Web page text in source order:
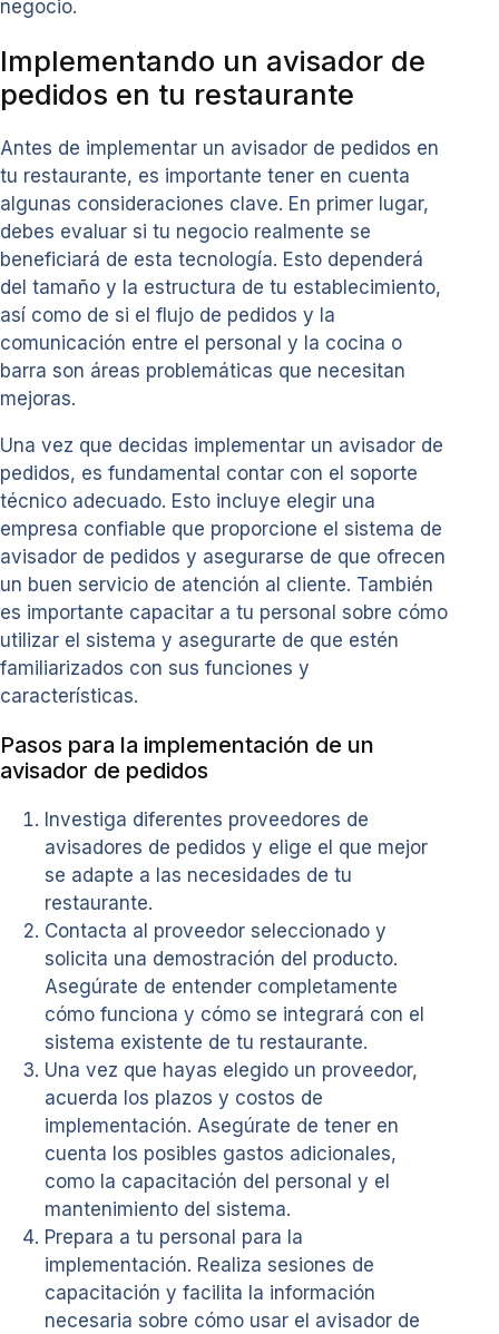
negocio.
Implementando un avisador de
pedidos en tu restaurante
Antes de implementar un avisador de pedidos en
tu restaurante, es importante tener en cuenta
algunas consideraciones clave. En primer lugar,
debes evaluar si tu negocio realmente se
beneficiará de esta tecnología. Esto dependerá
del tamaño y la estructura de tu establecimiento,
así como de si el flujo de pedidos y la
comunicación entre el personal y la cocina o
barra son áreas problemáticas que necesitan
mejoras.
Una vez que decidas implementar un avisador de
pedidos, es fundamental contar con el soporte
técnico adecuado. Esto incluye elegir una
empresa confiable que proporcione el sistema de
avisador de pedidos y asegurarse de que ofrecen
un buen servicio de atención al cliente. También
es importante capacitar a tu personal sobre cómo
utilizar el sistema y asegurarte de que estén
familiarizados con sus funciones y
características.
Pasos para la implementación de un
avisador de pedidos
Investiga diferentes proveedores de
avisadores de pedidos y elige el que mejor
se adapte a las necesidades de tu
restaurante.
Contacta al proveedor seleccionado y
solicita una demostración del producto.
Asegúrate de entender completamente
cómo funciona y cómo se integrará con el
sistema existente de tu restaurante.
Una vez que hayas elegido un proveedor,
acuerda los plazos y costos de
implementación. Asegúrate de tener en
cuenta los posibles gastos adicionales,
como la capacitación del personal y el
mantenimiento del sistema.
Prepara a tu personal para la
implementación. Realiza sesiones de
capacitación y facilita la información
necesaria sobre cómo usar el avisador de